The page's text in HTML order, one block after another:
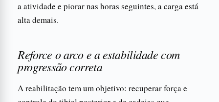
a atividade e piorar nas horas seguintes, a carga está
alta demais.
Reforce o arco e a estabilidade com
progressão correta
A reabilitação tem um objetivo: recuperar força e